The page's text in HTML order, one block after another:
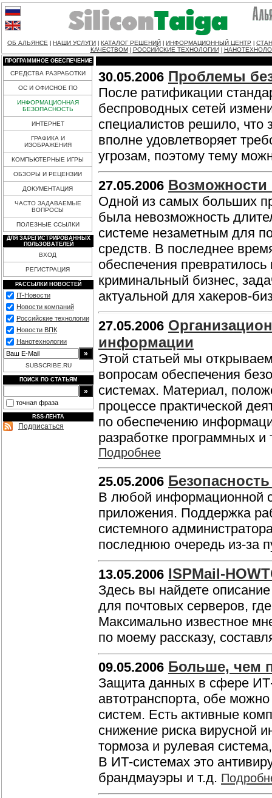
ОБ АЛЬЯНСЕ НАШИ УСЛУГИ КАТАЛОГ РЕШЕНИЙ ИНФОРМАЦИОННЫЙ ЦЕНТР
КАЧЕСТВОМ
РОССИЙСКИЕ ТЕХНОЛОГИИ
ПРОГРАММНОЕ ОБЕСПЕЧЕНИЕ
СРЕДСТВА РАЗРАБОТКИ
ОС И ОФИСНОЕ ПО
ИНФОРМАЦИОННАЯ
БЕЗОПАСНОСТЬ
ИНТЕРНЕТ
ГРАФИКА И
ИЗОБРАЖЕНИЯ
КОМПЬЮТЕРНЫЕ ИГРЫ
ОБЗОРЫ И РЕЦЕНЗИИ
ДОКУМЕНТАЦИЯ
ЧАСТО ЗАДАВАЕМЫЕ
ВОПРОСЫ
ПОЛЕЗНЫЕ ССЫЛКИ
ДЛЯ ЗАРЕГИСТРИРОВАННЫХ
ПОЛЬЗОВАТЕЛЕЙ
ВХОД
РЕГИСТРАЦИЯ
РАССЫЛКИ НОВОСТЕЙ
IT-Новости
Новости компаний
Российские технологии
Новости ВПК
Нанотехнологии
SUBSCRIBE.RU
ПОИСК ПО СТАТЬЯМ
точная фраза
RSS-ЛЕНТА
Подписаться
30.05.2006 Проблемы
После ратификации
беспроводных сетей
специалистов решило, что
вполне удовлетворяет
угрозам, поэтому тему
27.05.2006
Одной из самых больших
была невозможность
системе незаметным для
средств. В последнее
обеспечения
криминальный бизнес,
актуальной для хакеров-
27.05.2006
информации
Этой статьей мы
вопросам обеспечения
системах. Материал,
процессе практической
по обеспечению
разработке программных
Подробнее
25.05.2006
В любой информационной
приложения. Поддержка
системного
последнюю очередь из-за
13.05.2006 ISPMail-
Здесь вы найдете
для почтовых серверов,
Максимально известное
по моему рассказу,
09.05.2006 Больше, чем
Защита данных в сфере
автотранспорта, обе
систем. Есть активные
снижение риска вирусной
тормоза и рулевая
В ИТ-системах это
брандмауэры и т.д.